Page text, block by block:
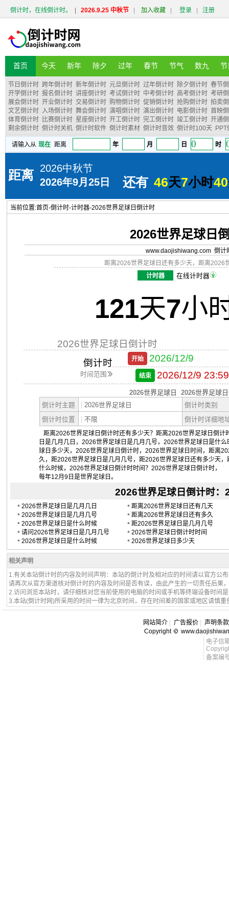
倒计时，在线倒计时。 2026.9.25 中秋节 加入收藏 登录 注册
首页 今天 新年 除夕 过年 春节 节气 数九 节
节日倒计时 跨年倒计时 新年倒计时 元旦倒计时 过年倒计时 除夕倒计时 春节
开学倒计时 报名倒计时 讲座倒计时 考试倒计时 中考倒计时 高考倒计时 考研
展会倒计时 开业倒计时 交易倒计时 购物倒计时 促销倒计时 抢购倒计时 拍卖
文艺倒计时 入场倒计时 舞会倒计时 演唱倒计时 演出倒计时 电影倒计时 首映
体育倒计时 比赛倒计时 星座倒计时 开工倒计时 完工倒计时 竣工倒计时 开通
剩余倒计时 倒计时关机 倒计时软件 倒计时素材 倒计时音效 倒计时100天 PPT
当前位置:首页-倒计时-计时器-2026世界足球日倒计时
2026世界足球日
www.daojishiwang.com 倒计
距离2026世界足球日还有多少天，距离2026
计时器
在线计时器
121天7小
2026世界足球日倒计时
倒计时
时间范围
开始 2026/12/9
结束 2026/12/9
2026世界足球日
2026世界足球
倒计时主题
2026世界足球日
倒计时类别
倒计时位置
不限
倒计时详细地
距离2026世界足球日倒计时还有多少天？距离2026世界足球日倒
日是几月几日，2026世界足球日是几月几号，2026世界足球日是什
球日多少天，2026世界足球日倒计时，2026世界足球日时间，距离
久，距2026世界足球日是几月几号，距2026世界足球日还有多少天
什么时候，2026世界足球日倒计时时间？2026世界足球日倒计时，
每年12月9日是世界足球日。
2026世界足球日倒计时：
• 2026世界足球日是几月几日
• 2026世界足球日是几月几号
• 2026世界足球日是什么时候
• 请问2026世界足球日是几月几号
• 2026世界足球日是什么时候
• 距离2026世界足球日还有几天
• 距离2026世界足球日还有多久
• 距2026世界足球日是几月几号
• 2026世界足球日倒计时时间
• 2026世界足球日多少天
相关声明
1.有关本站倒计时的内容及时间声明：本站的倒计时及相对应的时间请以官方公
请再次从官方渠道核对倒计时的内容及时间是否有误，由此产生的一切责任后果
2.访问浏览本站时，请仔细核对您当前使用的电脑的时间或手机等终端设备时间
3.本站(倒计时网)所采用的时间一律为北京时间，存在时间差的国家或地区请慎重
网站简介 广告报价
声明条款
Copyright
电子信
备案编